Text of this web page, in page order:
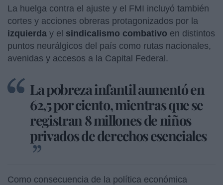
La huelga contra el ajuste y el FMI incluyó también
cortes y acciones obreras protagonizados por la
izquierda y el sindicalismo combativo en distintos
puntos neurálgicos del país como rutas nacionales,
avenidas y accesos a la Capital Federal.
La pobreza infantil aumentó en
62,5 por ciento, mientras que se
registran 8 millones de niños
privados de derechos esenciales
Como consecuencia de la política económica